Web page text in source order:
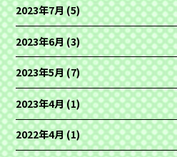
2023年7月(5)
2023年6月(3)
2023年5月(7)
2023年4月(1)
2022年4月(1)